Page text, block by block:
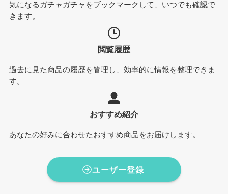
気になるガチャガチャをブックマークして、いつでも確認で
きます。
閲覧履歴
過去に見た商品の履歴を管理し、効率的に情報を整理できま
す。
おすすめ紹介
あなたの好みに合わせたおすすめ商品をお届けします。
ユーザー登録